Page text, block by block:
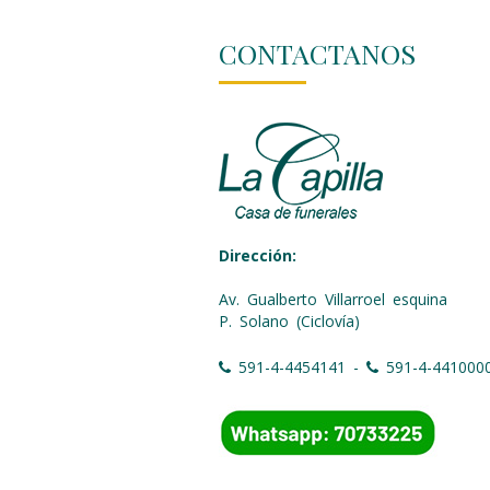
CONTACTANOS
Dirección:
Av. Gualberto Villarroel esquina
P. Solano (Ciclovía)
591-4-4454141 - 591-4-